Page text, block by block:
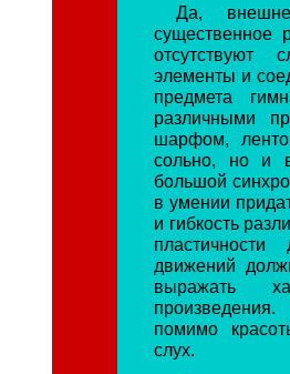
Да,
существенное
отсутствуют
элементы и
предмета
различными
шарфом,
сольно, но и
большой
в умении
и гибкость
движений
выражать
помимо
слух.